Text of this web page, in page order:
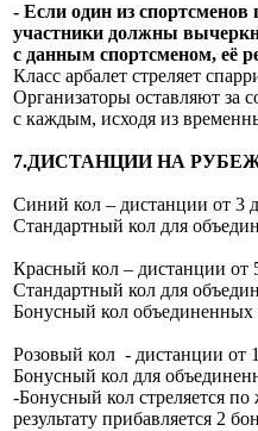
- Если один из
участники должны
с данным спортсменом, её
Класс арбалет стреляет
Организаторы оставляют за
с каждым, исходя из
7.ДИСТАНЦИИ НА
Синий кол – дистанции от 3
Стандартный кол для
Красный кол – дистанции от
Стандартный кол для
Бонусный кол объединенных
Розовый кол - дистанции от
Бонусный кол для
-Бонусный кол стреляется
результату прибавляется 2